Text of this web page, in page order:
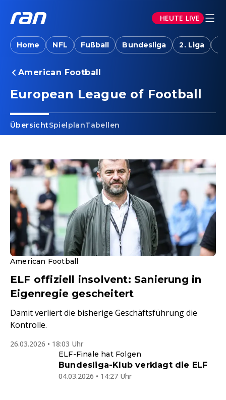
HEUTE LIVE
Home NFL Fußball Bundesliga 2. Liga
American Football
European League of Football
ÜbersichtSpielplanTabellen
American Football
ELF offiziell insolvent: Sanierung in
Eigenregie gescheitert
Damit verliert die bisherige Geschäftsführung die
Kontrolle.
26.03.2026 • 18:03 Uhr
ELF-Finale hat Folgen
Bundesliga-Klub verklagt die ELF
04.03.2026 • 14:27 Uhr